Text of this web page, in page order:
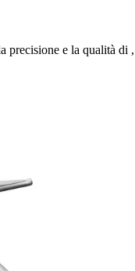
e la qualità di